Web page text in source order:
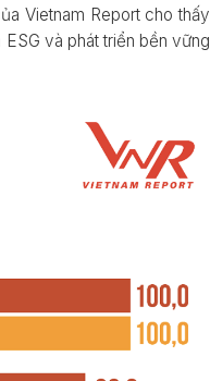
Vietnam Report cho thấy
và phát triển bền vững